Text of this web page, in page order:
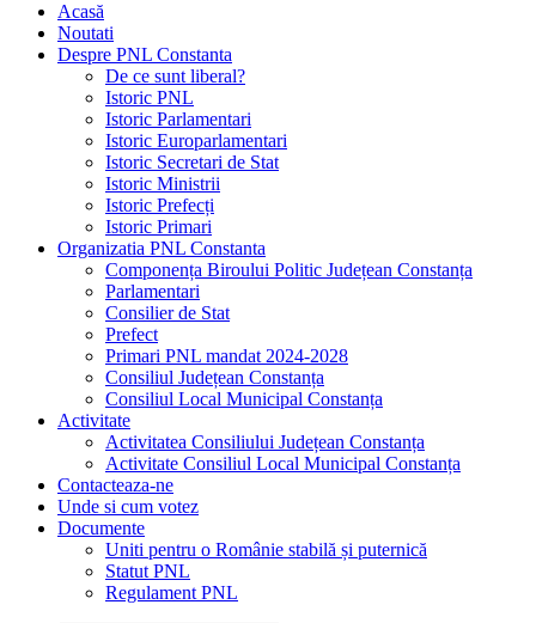
Acasă
Noutati
Despre PNL Constanta
De ce sunt liberal?
Istoric PNL
Istoric Parlamentari
Istoric Europarlamentari
Istoric Secretari de Stat
Istoric Ministrii
Istoric Prefecți
Istoric Primari
Organizatia PNL Constanta
Componența Biroului Politic Județean Constanța
Parlamentari
Consilier de Stat
Prefect
Primari PNL mandat 2024-2028
Consiliul Județean Constanța
Consiliul Local Municipal Constanța
Activitate
Activitatea Consiliului Județean Constanța
Activitate Consiliul Local Municipal Constanța
Contacteaza-ne
Unde si cum votez
Documente
Uniti pentru o Românie stabilă și puternică
Statut PNL
Regulament PNL